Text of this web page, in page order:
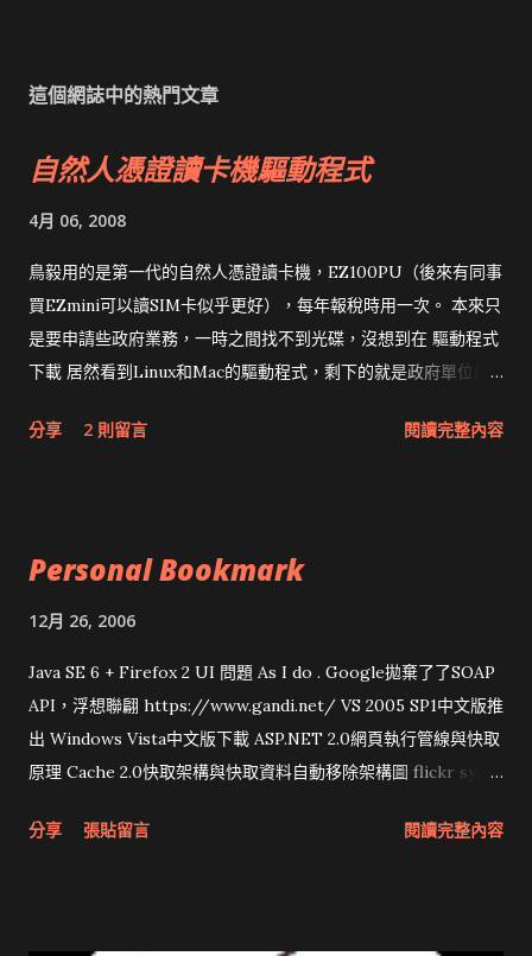
這個網誌中的熱門文章
自然人憑證讀卡機驅動程式
4月 06, 2008
鳥毅用的是第一代的自然人憑證讀卡機，EZ100PU（後來有同事
買EZmini可以讀SIM卡似乎更好），每年報稅時用一次。 本來只
是要申請些政府業務，一時之間找不到光碟，沒想到在 驅動程式
下載 居然看到Linux和Mac的驅動程式，剩下的就是政府單位的
分享 2 則留言 閱讀完整內容
Personal Bookmark
12月 26, 2006
Java SE 6 + Firefox 2 UI 問題 As I do . Google拋棄了了SOAP
API，浮想聯翩 https://www.gandi.net/ VS 2005 SP1中文版推
出 Windows Vista中文版下載 ASP.NET 2.0網頁執行管線與快取
原理 Cache 2.0快取架構與快取資料自動移除架構圖 flickr sync
圖治推動改革 Wait and see 國內某SOC疑遭駭客入侵 大砲開講
分享 張貼留言 閱讀完整內容